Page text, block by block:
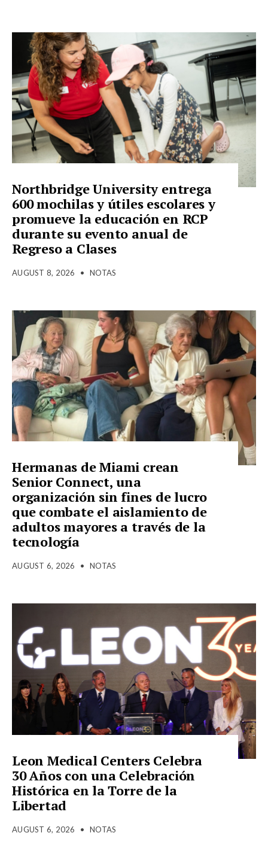
Northbridge University entrega
600 mochilas y útiles escolares y
promueve la educación en RCP
durante su evento anual de
Regreso a Clases
AUGUST 8, 2026 • NOTAS
Hermanas de Miami crean
Senior Connect, una
organización sin fines de lucro
que combate el aislamiento de
adultos mayores a través de la
tecnología
AUGUST 6, 2026 • NOTAS
Leon Medical Centers Celebra
30 Años con una Celebración
Histórica en la Torre de la
Libertad
AUGUST 6, 2026 • NOTAS